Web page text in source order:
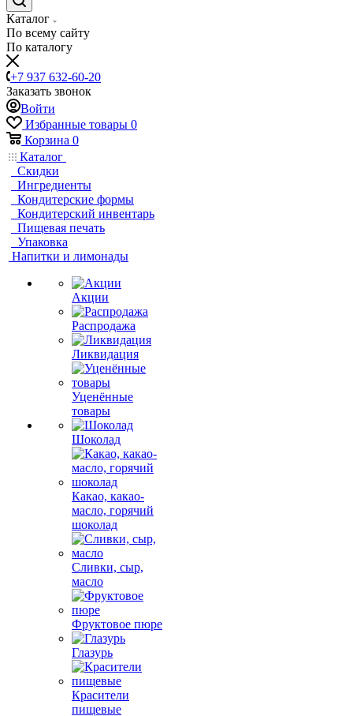
Каталог
По всему сайту
По каталогу
+7 937 632-60-20
Заказать звонок
Войти
Избранные товары 0
Корзина 0
Каталог
Скидки
Ингредиенты
Кондитерские формы
Кондитерский инвентарь
Пищевая печать
Упаковка
Напитки и лимонады
Акции
Распродажа
Ликвидация
Уценённые
товары
Шоколад
Какао, какао-
масло, горячий
шоколад
Сливки, сыр,
масло
Фруктовое пюре
Глазурь
Красители
пищевые